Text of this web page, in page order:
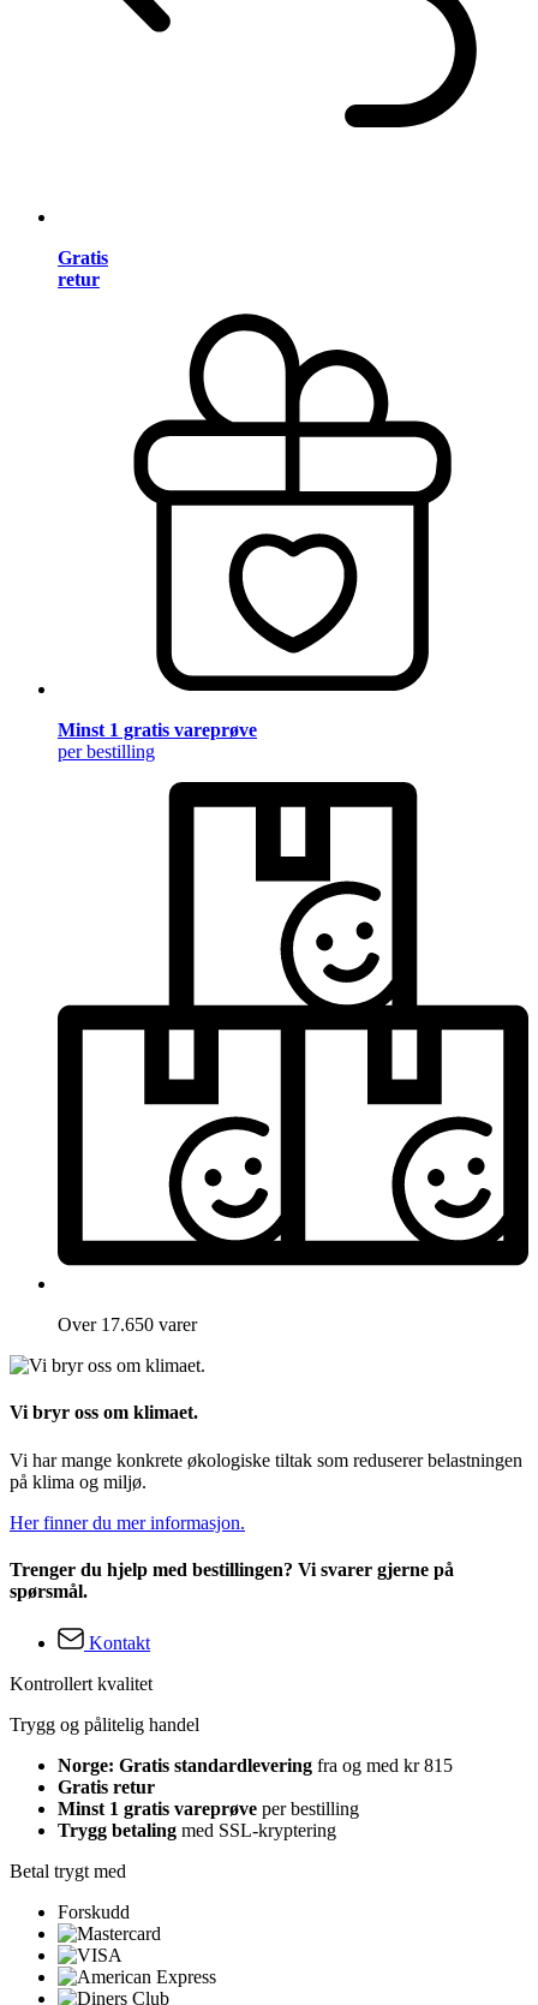
Gratis
retur
Minst 1 gratis vareprøve
per bestilling
Over 17.650 varer
Vi bryr oss om klimaet.
Vi har mange konkrete økologiske tiltak som reduserer belastningen
på klima og miljø.
Her finner du mer informasjon.
Trenger du hjelp med bestillingen? Vi svarer gjerne på
spørsmål.
Kontakt
Kontrollert kvalitet
Trygg og pålitelig handel
Norge: Gratis standardlevering fra og med kr 815
Gratis retur
Minst 1 gratis vareprøve per bestilling
Trygg betaling med SSL-kryptering
Betal trygt med
Forskudd